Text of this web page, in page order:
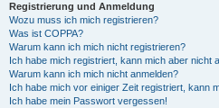
Registrierung und Anmeldung
Wozu muss ich mich registrieren?
Was ist COPPA?
Warum kann ich mich nicht registrieren?
Ich habe mich registriert, kann mich aber nicht
Warum kann ich mich nicht anmelden?
Ich habe mich vor einiger Zeit registriert, kann
Ich habe mein Passwort vergessen!